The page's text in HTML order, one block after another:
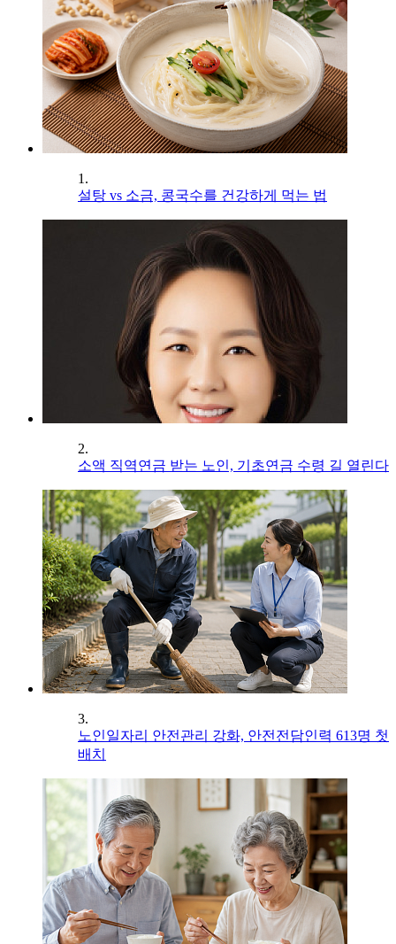
1.
설탕 vs 소금, 콩국수를 건강하게 먹는 법
2.
소액 직역연금 받는 노인, 기초연금 수령 길 열린다
3.
노인일자리 안전관리 강화, 안전전담인력 613명 첫
배치